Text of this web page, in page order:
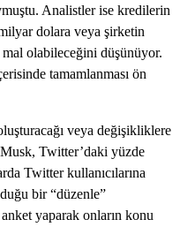
Analistler ise kredilerin
dolara veya şirketin
mal olabileceğini düşünüyor.
tamamlanması ön
veya değişikliklere
Twitter’daki yüzde
Twitter kullanıcılarına
bir “düzenle”
yaparak onların konu